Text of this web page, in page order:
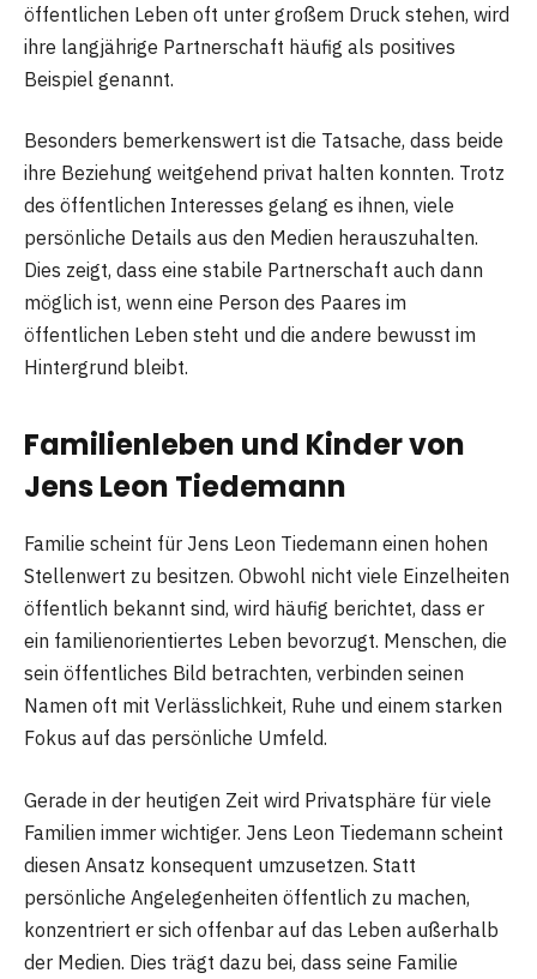
öffentlichen Leben oft unter großem Druck stehen, wird
ihre langjährige Partnerschaft häufig als positives
Beispiel genannt.
Besonders bemerkenswert ist die Tatsache, dass beide
ihre Beziehung weitgehend privat halten konnten. Trotz
des öffentlichen Interesses gelang es ihnen, viele
persönliche Details aus den Medien herauszuhalten.
Dies zeigt, dass eine stabile Partnerschaft auch dann
möglich ist, wenn eine Person des Paares im
öffentlichen Leben steht und die andere bewusst im
Hintergrund bleibt.
Familienleben und Kinder von
Jens Leon Tiedemann
Familie scheint für Jens Leon Tiedemann einen hohen
Stellenwert zu besitzen. Obwohl nicht viele Einzelheiten
öffentlich bekannt sind, wird häufig berichtet, dass er
ein familienorientiertes Leben bevorzugt. Menschen, die
sein öffentliches Bild betrachten, verbinden seinen
Namen oft mit Verlässlichkeit, Ruhe und einem starken
Fokus auf das persönliche Umfeld.
Gerade in der heutigen Zeit wird Privatsphäre für viele
Familien immer wichtiger. Jens Leon Tiedemann scheint
diesen Ansatz konsequent umzusetzen. Statt
persönliche Angelegenheiten öffentlich zu machen,
konzentriert er sich offenbar auf das Leben außerhalb
der Medien. Dies trägt dazu bei, dass seine Familie